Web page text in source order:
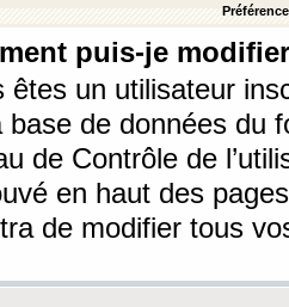
puis-je
êtes un utilisateur
base de données du
de Contrôle de
en haut des
de modifier tous